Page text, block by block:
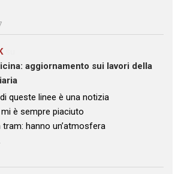
su
aggiornamento sui lavori della
queste linee è una notizia
è sempre piaciuto
tram: hanno un’atmosfera